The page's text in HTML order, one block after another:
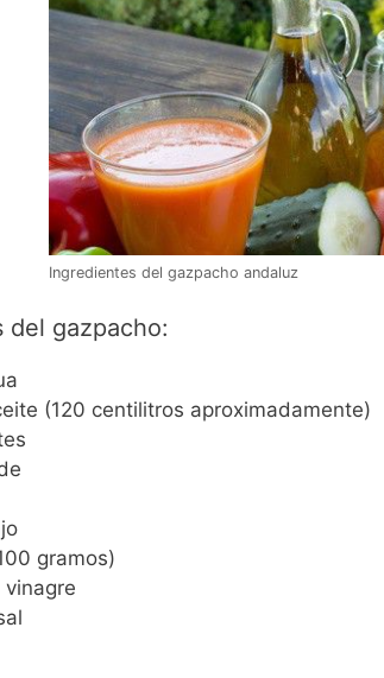
Ingredientes del gazpacho andaluz
del gazpacho:
(120 centilitros aproximadamente)
gramos)